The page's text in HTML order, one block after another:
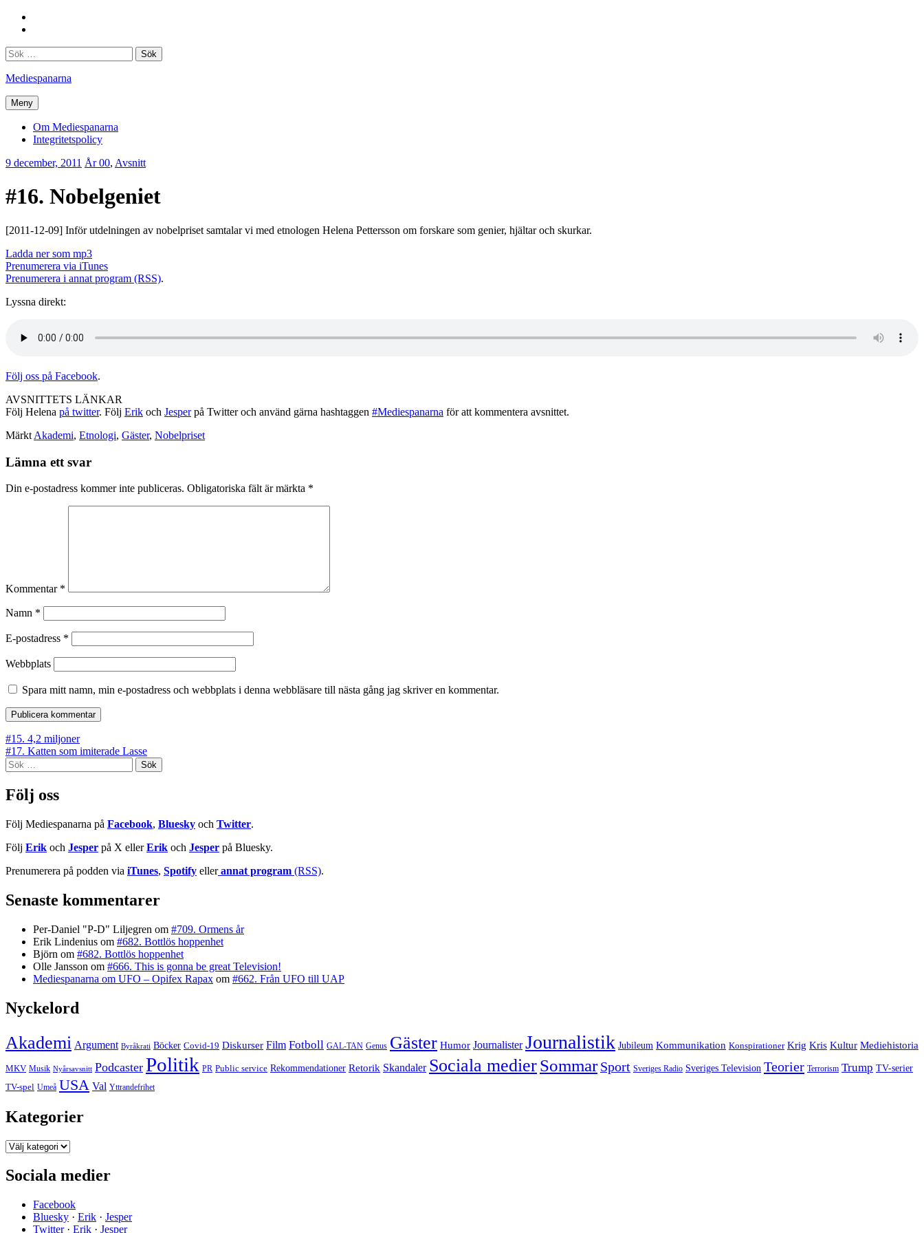
Hoppa
Sök
efter:
Mediespanarna
Meny
Om Mediespanarna
Integritetspolicy
9 december, 2011 Erik
År 00, Avsnitt
#16. Nobelgeniet
[2011-12-09] Inför utdelningen av nobelpriset samtalar vi med etnologen Helena Pettersson om forskare som genier, hjältar och skurkar.
Ladda ner som mp3
Prenumerera via iTunes
Prenumerera i annat program (RSS).
Lyssna direkt:
Följ oss på Facebook.
AVSNITTETS LÄNKAR
Följ Helena på twitter. Följ Erik och Jesperpå Twitter och använd gärna hashtaggen #Mediespanarna för att kommentera avsnittet.
Märkt Akademi, Etnologi, Gäster, Nobelpriset
Lämna ett svar
Din e-postadress kommer inte publiceras. Obligatoriska fält är märkta *
Kommentar *
Namn *
E-postadress *
Webbplats
Spara mitt namn, min e-postadress och webbplats i denna webbläsare till nästa gång jag skriver en kommentar.
Inläggsnavigering
#15. 4,2 miljoner
#17. Katten som imiterade Lasse
Sök
efter:
Följ oss
Följ Mediespanarna på Facebook, Bluesky och Twitter.
Följ Erik och Jesper på X ellerErik och Jesper på Bluesky.
Prenumerera på podden via iTunes, Spotify eller annat program (RSS).
Senaste kommentarer
Per-Daniel "P-D" Liljegren om #709. Ormens år
Erik Lindenius om #682. Bottlös hoppenhet
Björn om #682. Bottlös hoppenhet
Olle Jansson om #666. This is gonna be great Television!
Mediespanarna om UFO – Opifex Rapax om #662. Från UFO till UAP
Nyckelord
Akademi Argument Byråkrati Böcker Covid-19 Diskurser Film Fotboll GAL-TAN Genus Gäster Humor Journalister Journalistik Jubileum Kommunikation Konspirationer Krig Kris Kultur Mediehistoria
MKV Musik Nyårsavsnitt Podcaster Politik PR Public service Rekommendationer Retorik Skandaler Sociala medierSommar Sport Sveriges Radio Sveriges Television Teorier Terrorism Trump TV-serier
TV-spel Umeå USA Val Yttrandefrihet
Kategorier
Kategorier
Sociala medier
Facebook
Bluesky · Erik · Jesper
Twitter· Erik · Jesper